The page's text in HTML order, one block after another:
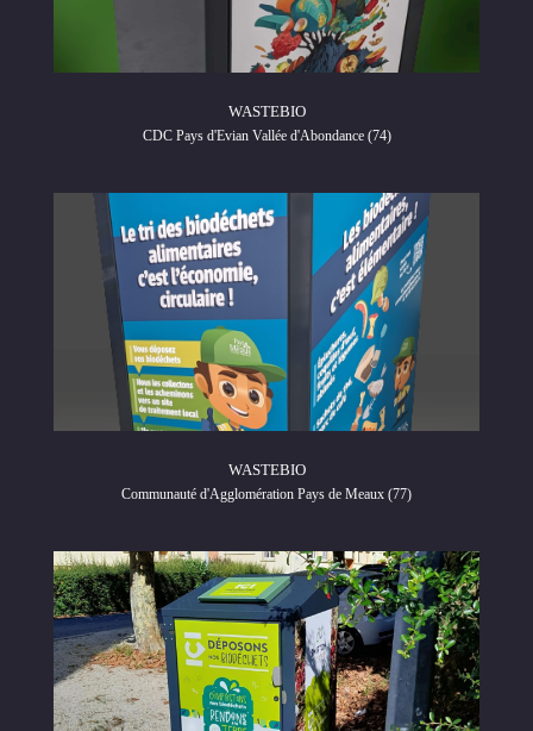
WASTEBIO
CDC Pays d'Evian Vallée d'Abondance (74)
WASTEBIO
Communauté d'Agglomération Pays de Meaux (77)